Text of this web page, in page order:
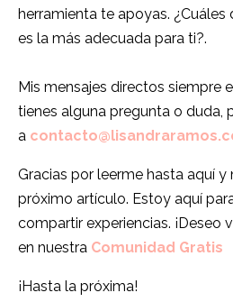
herramienta te apoyas.
es la más adecuada para ti?.
Mis mensajes directos siempre
tienes alguna pregunta o duda,
a
Gracias por leerme hasta aquí y
próximo artículo. Estoy aquí
compartir experiencias. ¡Deseo
en nuestra Comunidad Gratis
¡Hasta la próxima!